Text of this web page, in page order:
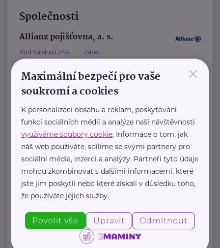
Společnosti
Allianz pojišťovna, a. s.
Pod Střelnicí 246 Žatec
Na našich obchodních místech
najdete vždy profesionála, který vám
rád poradí a pomůže.
https://www.allianz.cz/cs_CZ/pobocky-
a-poradci/0161-Boubin.html
+420 602 444 777
pavel.boubin@iallianz.cz
Allianz pojišťovna, a. s.
Mírová 533 Podbořany
Na našich obchodních místech
najdete vždy profesionála, který vám
×
Maximální bezpečí pro vaše
soukromí a cookies
K personalizaci obsahu a reklam, poskytování
funkcí sociálních médií a analýze naší návštěvnosti
využíváme soubory cookie. Informace o tom, jak
náš web používáte, sdílíme se svými partnery pro
sociální média, inzerci a analýzy. Partneři tyto údaje
mohou zkombinovat s dalšími informacemi, které
jste jim poskytli nebo které získali v důsledku toho,
že používáte jejich služby.
Povolit vše Upravit Odmítnout